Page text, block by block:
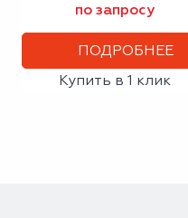
по запросу
ПОДРОБНЕЕ
Купить в 1 клик